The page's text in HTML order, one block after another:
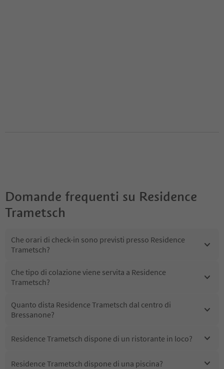
Domande frequenti su Residence
Trametsch
Che orari di check-in sono previsti presso Residence
Trametsch?
Che tipo di colazione viene servita a Residence
Trametsch?
Quanto dista Residence Trametsch dal centro di
Bressanone?
Residence Trametsch dispone di un ristorante in loco?
Residence Trametsch dispone di una piscina?